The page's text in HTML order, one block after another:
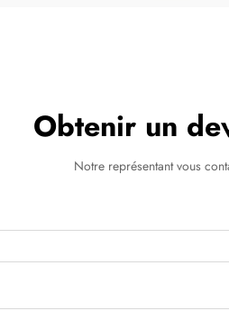
Obtenir un
Notre représentant vous